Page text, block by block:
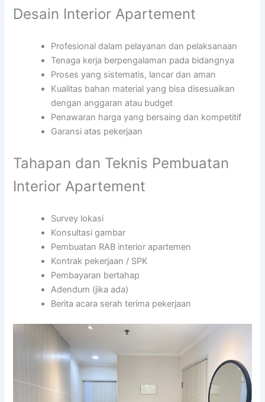
Desain Interior Apartement
Profesional dalam pelayanan dan pelaksanaan
Tenaga kerja berpengalaman pada bidangnya
Proses yang sistematis, lancar dan aman
Kualitas bahan material yang bisa disesuaikan
dengan anggaran atau budget
Penawaran harga yang bersaing dan kompetitif
Garansi atas pekerjaan
Tahapan dan Teknis Pembuatan
Interior Apartement
Survey lokasi
Konsultasi gambar
Pembuatan RAB interior apartemen
Kontrak pekerjaan / SPK
Pembayaran bertahap
Adendum (jika ada)
Berita acara serah terima pekerjaan